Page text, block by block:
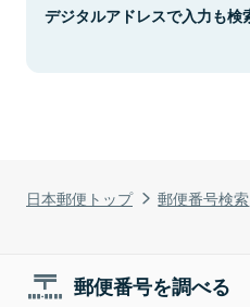
日本郵便トップ 郵便番号検索
デジタルアドレスで入力も検
郵便番号を調べる